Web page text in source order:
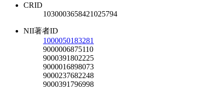
CRID
1030003658421025794
NII著者ID
1000050183281
9000006875110
9000391802225
9000016898073
9000237682248
9000391796998